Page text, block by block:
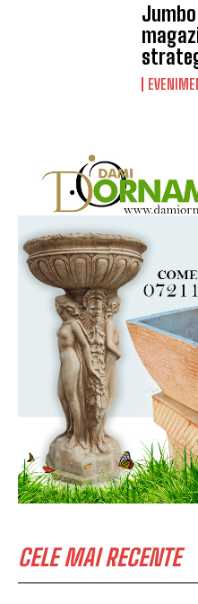
CELE MAI RECENTE